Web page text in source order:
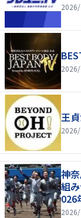
王
神
組
026